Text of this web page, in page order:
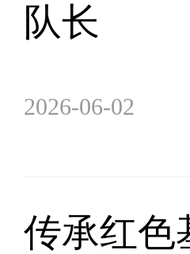
队长
2026-06-02
传承红色